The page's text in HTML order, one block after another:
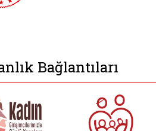
Bağlantıları